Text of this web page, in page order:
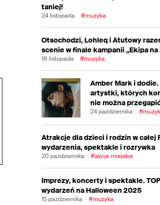
taniej!
24 listopada #muzyka
Otsochodzi, Lohleq i Atutowy
scenie w finale kampanii „Ekipa na
18 listopada #muzyka
Amber Mark i dodie.
artystki, których
nie można
24 października
Atrakcje dla dzieci i rodzin w całej
wydarzenia, spektakle i rozrywka
20 października #akcje miejskie
Imprezy, koncerty i spektakle.
wydarzeń na Halloween 2025
15 października #muzyka